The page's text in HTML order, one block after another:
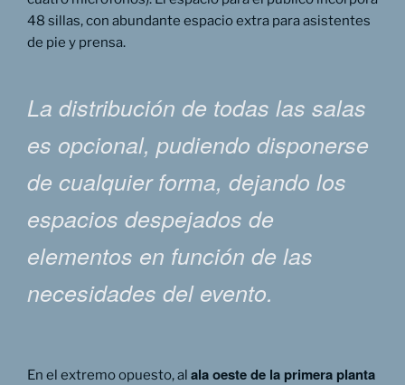
48 sillas, con abundante espacio extra para asistentes
de pie y prensa.
La distribución de todas las salas
es opcional, pudiendo disponerse
de cualquier forma, dejando los
espacios despejados de
elementos en función de las
necesidades del evento.
En el extremo opuesto, al ala oeste de la primera planta